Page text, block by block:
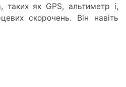
таких як GPS, альтиметр і,
скорочень. Він навіть